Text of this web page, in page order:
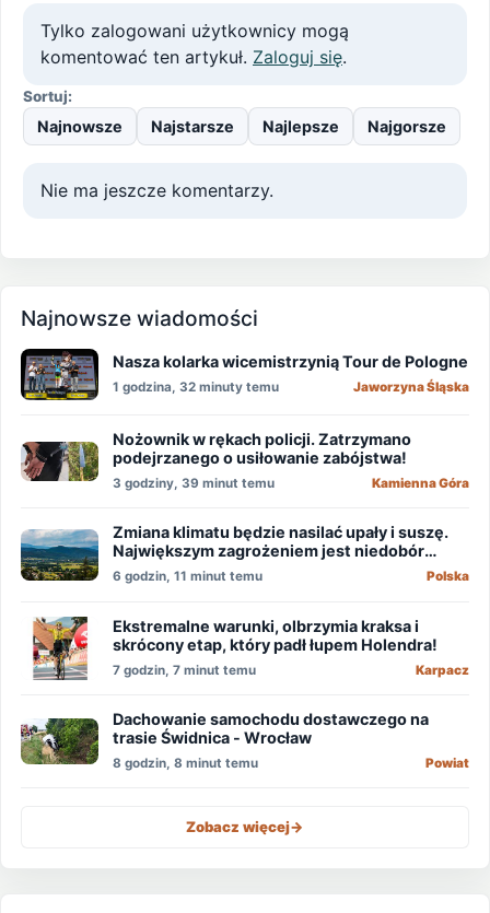
Tylko zalogowani użytkownicy mogą
komentować ten artykuł. Zaloguj się.
Sortuj:
Najnowsze Najstarsze Najlepsze Najgorsze
Nie ma jeszcze komentarzy.
Najnowsze wiadomości
Nasza kolarka wicemistrzynią Tour de Pologne
1 godzina, 32 minuty temu Jaworzyna Śląska
Nożownik w rękach policji. Zatrzymano
podejrzanego o usiłowanie zabójstwa!
3 godziny, 39 minut temu Kamienna Góra
Zmiana klimatu będzie nasilać upały i suszę.
Największym zagrożeniem jest niedobór
wody
6 godzin, 11 minut temu Polska
Ekstremalne warunki, olbrzymia kraksa i
skrócony etap, który padł łupem Holendra!
7 godzin, 7 minut temu Karpacz
Dachowanie samochodu dostawczego na
trasie Świdnica - Wrocław
8 godzin, 8 minut temu Powiat
Zobacz więcej->